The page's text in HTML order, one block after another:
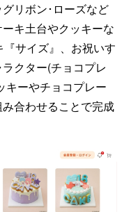
リボン･ローズなど
キ土台やクッキーな
サイズ』、お祝いす
クター(チョコプレ
キーやチョコプレー
合わせることで完成